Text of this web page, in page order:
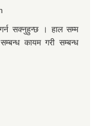
सक्नुहुन्छ । हाल सम्म
कायम गरी सम्बन्ध